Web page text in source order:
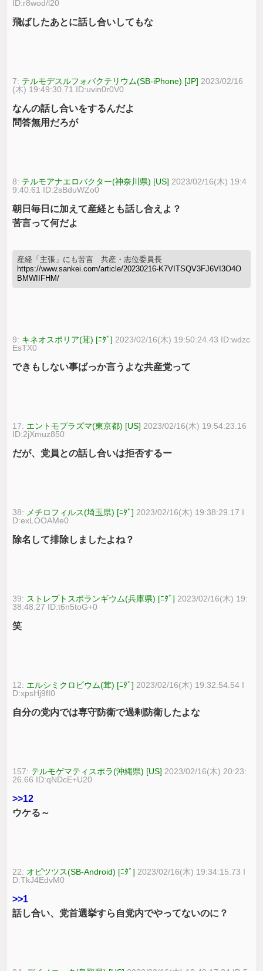
ID:r8wod/l20
飛ばしたあとに話し合いしてもな
7: テルモデスルフォバクテリウム(SB-iPhone) [JP] 2023/02/16
(木) 19:49:30.71 ID:uvin0r0V0
なんの話し合いをするんだよ
問答無用だろが
8: テルモアナエロバクター(神奈川県) [US] 2023/02/16(木) 19:4
9:40.61 ID:2sBduWZo0
朝日毎日に加えて産経とも話し合えよ？
苦言って何だよ
産経「主張」にも苦言 共産・志位委員長
https://www.sankei.com/article/20230216-K7VITSQV3FJ6VI3O4O
BMWIIFHM/
9: キネオスポリア(茸) [ﾆﾀﾞ] 2023/02/16(木) 19:50:24.43 ID:wdzc
EsTX0
できもしない事ばっか言うよな共産党って
17: エントモプラズマ(東京都) [US] 2023/02/16(木) 19:54:23.16
ID:2jXmuz850
だが、党員との話し合いは拒否するー
38: メチロフィルス(埼玉県) [ﾆﾀﾞ] 2023/02/16(木) 19:38:29.17 I
D:exLOOAMe0
除名して排除しましたよね？
39: ストレプトスポランギウム(兵庫県) [ﾆﾀﾞ] 2023/02/16(木) 19:
38:48.27 ID:t6n5toG+0
笑
12: エルシミクロビウム(茸) [ﾆﾀﾞ] 2023/02/16(木) 19:32:54.54 I
D:xpsHj9fI0
自分の党内では専守防衛で過剰防衛したよな
157: テルモゲマティスポラ(沖縄県) [US] 2023/02/16(木) 20:23:
26.66 ID:qNDcE+U20
>>12
ウケる～
22: オピツツス(SB-Android) [ﾆﾀﾞ] 2023/02/16(木) 19:34:15.73 I
D:TkJ4EdvM0
>>1
話し合い、党首選挙すら自党内でやってないのに？